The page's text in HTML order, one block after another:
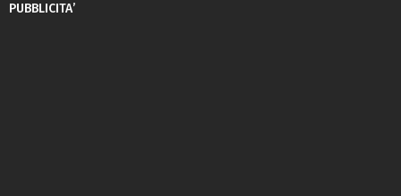
PUBBLICITA’